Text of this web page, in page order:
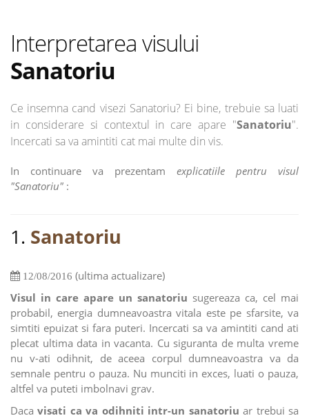
Interpretarea visului
Sanatoriu
Ce insemna cand visezi Sanatoriu? Ei bine, trebuie sa luati
in considerare si contextul in care apare "Sanatoriu".
Incercati sa va amintiti cat mai multe din vis.
In continuare va prezentam explicatiile pentru visul
"Sanatoriu" :
1. Sanatoriu
12/08/2016 (ultima actualizare)
Visul in care apare un sanatoriu sugereaza ca, cel mai
probabil, energia dumneavoastra vitala este pe sfarsite, va
simtiti epuizat si fara puteri. Incercati sa va amintiti cand ati
plecat ultima data in vacanta. Cu siguranta de multa vreme
nu v-ati odihnit, de aceea corpul dumneavoastra va da
semnale pentru o pauza. Nu munciti in exces, luati o pauza,
altfel va puteti imbolnavi grav.
Dacavisati ca va odihniti intr-un sanatoriu ar trebui sa